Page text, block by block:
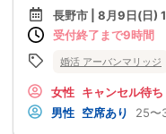
長野市 | 8月9日(日)
受付終了まで9時間
婚活 アーバンマリッジ
女性 キャンセル待ち
男性 空席あり 25〜